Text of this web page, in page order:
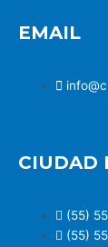
EMAIL
CIUDAD
(55)
(55)